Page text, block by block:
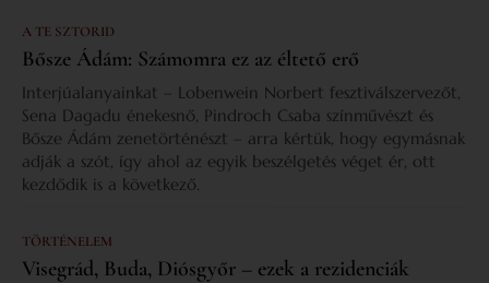
A TE SZTORID
Bősze Ádám: Számomra ez az éltető erő
Interjúalanyainkat – Lobenwein Norbert fesztiválszervezőt,
Sena Dagadu énekesnő, Pindroch Csaba színművészt és
Bősze Ádám zenetörténészt – arra kértük, hogy egymásnak
adják a szót, így ahol az egyik beszélgetés véget ér, ott
kezdődik is a következő.
TÖRTÉNELEM
Visegrád, Buda, Diósgyőr – ezek a rezidenciák